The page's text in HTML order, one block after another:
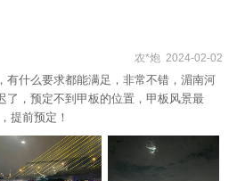
湄南河1日游
农*炮 2024-02-02
有什么要求都能满足，非常不错，湄南河
了，预定不到甲板的位置，甲板风景最
提前预定！